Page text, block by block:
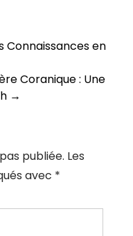
Connaissances en
Coranique : Une
→
publiée. Les
avec *